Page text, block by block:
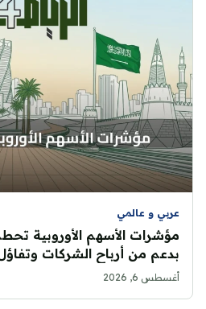
عربي و عالمي
مؤشرات الأسهم الأوروبية
بدعم من أرباح الشركات
أغسطس 6, 2026